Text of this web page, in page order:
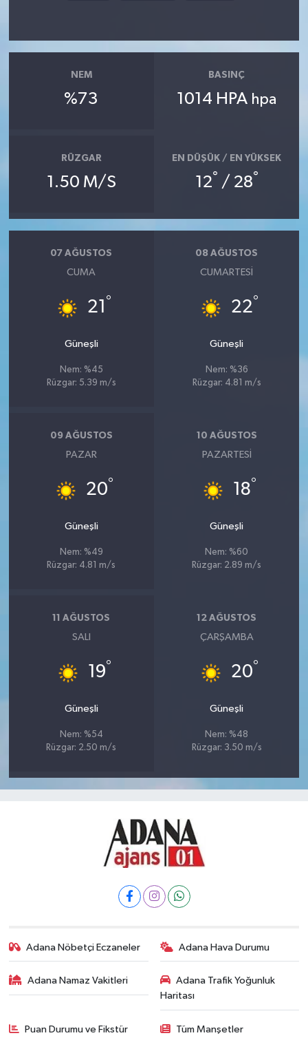
NEM
%73
BASINÇ
1014 HPA hpa
RÜZGAR
1.50 M/S
EN DÜŞÜK / EN YÜKSEK
12° / 28°
07 AĞUSTOS
CUMA
21 °
Güneşli
Nem: %45
Rüzgar: 5.39 m/s
08 AĞUSTOS
CUMARTESI
22°
Güneşli
Nem: %36
Rüzgar: 4.81 m/s
09 AĞUSTOS
PAZAR
20°
Güneşli
Nem: %49
Rüzgar: 4.81 m/s
10 AĞUSTOS
PAZARTESI
18°
Güneşli
Nem: %60
Rüzgar: 2.89 m/s
11 AĞUSTOS
SALI
19°
Güneşli
Nem: %54
Rüzgar: 2.50 m/s
12 AĞUSTOS
ÇARŞAMBA
20°
Güneşli
Nem: %48
Rüzgar: 3.50 m/s
Adana Nöbetçi Eczaneler Adana Hava Durumu
Adana Namaz Vakitleri
Adana Trafik Yoğunluk
Haritası
Puan Durumu ve Fikstür Tüm Manşetler